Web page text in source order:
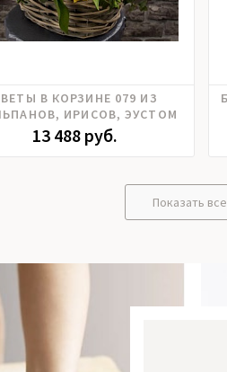
Ирисы, Тюльпаны, Фрезия,
Цимбидиум, Эустома
В КОРЗИНЕ 079 ИЗ
ИРИСОВ, ЭУСТОМ
13 488 руб.
Показать